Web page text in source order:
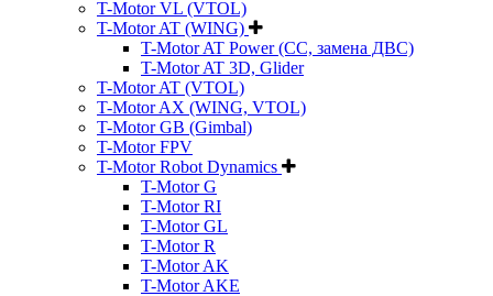
T-Motor VL (VTOL)
T-Motor AT (WING)
T-Motor AT Power (CC, замена ДВС)
T-Motor AT 3D, Glider
T-Motor AT (VTOL)
T-Motor AX (WING, VTOL)
T-Motor GB (Gimbal)
T-Motor FPV
T-Motor Robot Dynamics
T-Motor G
T-Motor RI
T-Motor GL
T-Motor R
T-Motor AK
T-Motor AKE